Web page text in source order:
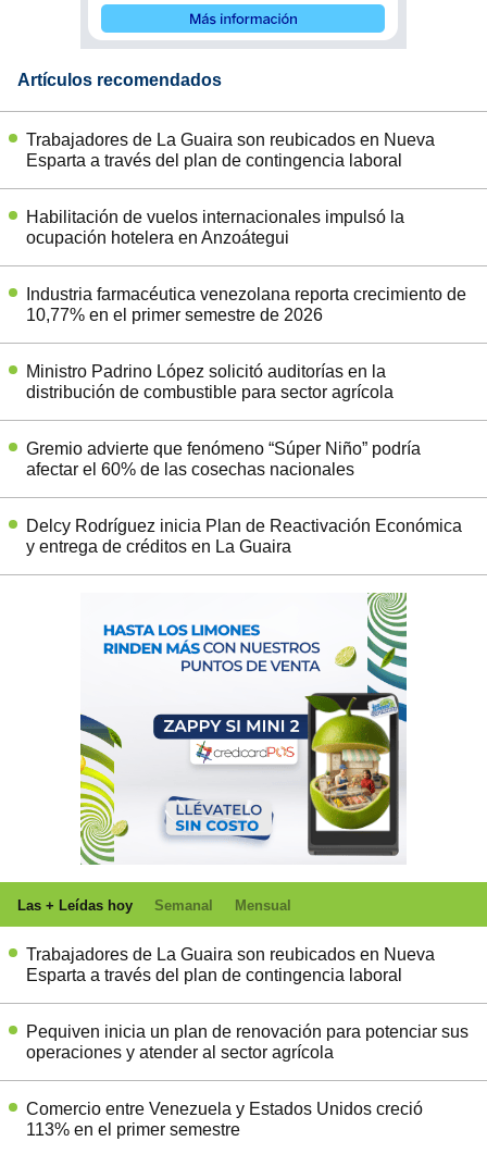
Artículos recomendados
Trabajadores de La Guaira son reubicados en Nueva
Esparta a través del plan de contingencia laboral
Habilitación de vuelos internacionales impulsó la
ocupación hotelera en Anzoátegui
Industria farmacéutica venezolana reporta crecimiento de
10,77% en el primer semestre de 2026
Ministro Padrino López solicitó auditorías en la
distribución de combustible para sector agrícola
Gremio advierte que fenómeno “Súper Niño” podría
afectar el 60% de las cosechas nacionales
Delcy Rodríguez inicia Plan de Reactivación Económica
y entrega de créditos en La Guaira
Las + Leídas hoy Semanal Mensual
Trabajadores de La Guaira son reubicados en Nueva
Esparta a través del plan de contingencia laboral
Pequiven inicia un plan de renovación para potenciar sus
operaciones y atender al sector agrícola
Comercio entre Venezuela y Estados Unidos creció
113% en el primer semestre